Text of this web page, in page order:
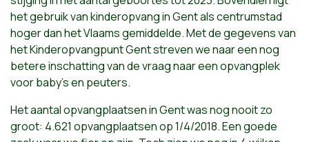
het gebruik van kinderopvang in Gent als centrumstad
hoger dan het Vlaams gemiddelde. Met de gegevens van
het Kinderopvangpunt Gent streven we naar een nog
betere inschatting van de vraag naar een opvangplek
voor baby’s en peuters.
Het aantal opvangplaatsen in Gent was nog nooit zo
groot: 4.621 opvangplaatsen op 1/4/2018. Een goede